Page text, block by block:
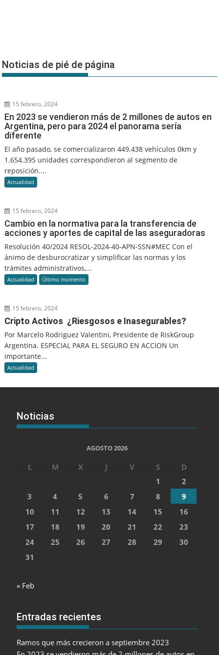
Noticias de pié de página
15 febrero, 2024
En 2023 se vendieron más de 2 millones de autos en
Argentina, pero para 2024 el panorama sería
diferente
El año pasado, se comercializaron 449.438 vehículos 0km y
1.654.395 unidades correspondieron al segmento de
reposición....
Actualidad
15 febrero, 2024
Cambio en la normativa para la transferencia de
acciones y aportes de capital de las aseguradoras
Resolución 40/2024 RESOL-2024-40-APN-SSN#MEC Con el
ánimo de desburocratizar y simplificar las normas y los
trámites administrativos,...
Actualidad Último momento
15 febrero, 2024
Cripto Activos ¿Riesgosos e Inasegurables?
Por Marcelo Rodriguez Valentini, Presidente de RiskGroup
Argentina. ESPECIAL PARA EL SEGURO EN ACCION Un
importante...
Actualidad
Noticias
AGOSTO 2026
L M X J V S
D
1
2
3
4 5 6 7 8
9
10
11 12 13 14 15
16
17
18 19 20 21 22
23
24
25 26 27 28 29
30
31
« Feb
Entradas recientes
Ramos que más crecieron a septiembre 2023